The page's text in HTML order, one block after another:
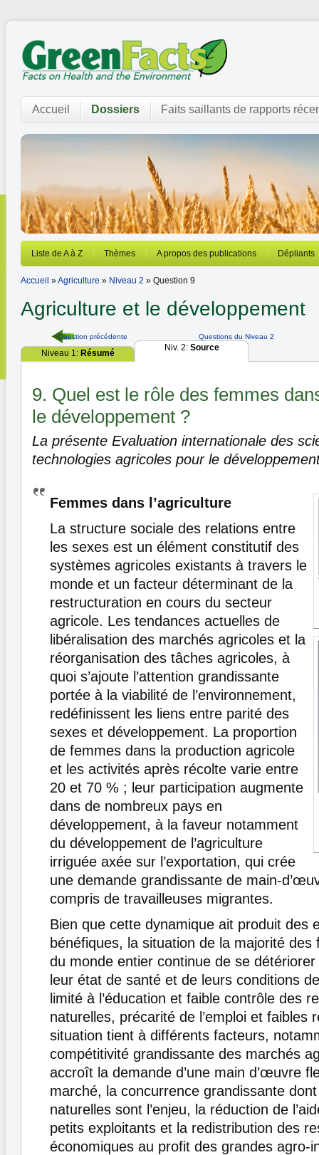
Accueil Dossiers Faits saillants de rapports
Liste de A à Z Thèmes A propos des publications Dépliants
Accueil »Agriculture » Niveau 2 » Question 9
Agriculture et le développement
Question précédente Questions du Niveau 2
Niveau 1: Résumé
Niv. 2: Source
9. Quel est le rôle des femmes
le développement ?
La présente Evaluation internationale des
technologies agricoles pour le
Femmes dans l’agriculture
La structure sociale des relations entre
les sexes est un élément constitutif des
systèmes agricoles existants à travers le
monde et un facteur déterminant de la
restructuration en cours du secteur
agricole. Les tendances actuelles de
libéralisation des marchés agricoles et la
réorganisation des tâches agricoles, à
quoi s’ajoute l’attention grandissante
portée à la viabilité de l’environnement,
redéfinissent les liens entre parité des
sexes et développement. La proportion
de femmes dans la production agricole
et les activités après récolte varie entre
20 et 70 % ; leur participation augmente
dans de nombreux pays en
développement, à la faveur notamment
du développement de l’agriculture
irriguée axée sur l’exportation, qui crée
une demande grandissante de main-
compris de travailleuses migrantes.
Bien que cette dynamique ait produit des
bénéfiques, la situation de la majorité des
du monde entier continue de se
leur état de santé et de leurs conditions
limité à l’éducation et faible contrôle des
naturelles, précarité de l’emploi et faibles
situation tient à différents facteurs,
compétitivité grandissante des marchés
accroît la demande d’une main d’œuvre
marché, la concurrence grandissante
naturelles sont l’enjeu, la réduction de
petits exploitants et la redistribution des
économiques au profit des grandes agro-